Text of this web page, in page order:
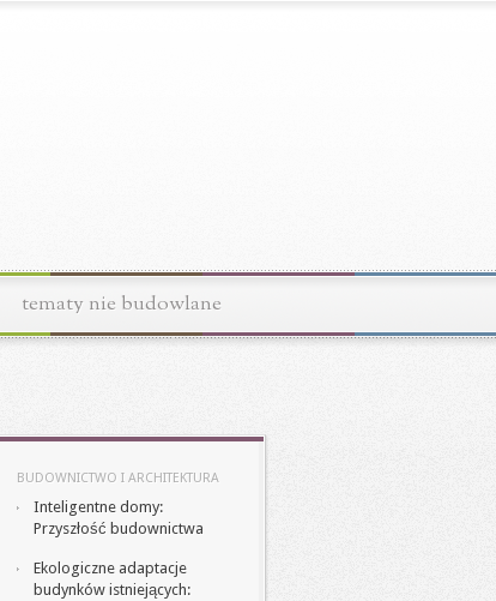
tematy nie budowlane
BUDOWNICTWO I ARCHITEKTURA
Inteligentne domy:
Przyszłość budownictwa
Ekologiczne adaptacje
budynków istniejących: